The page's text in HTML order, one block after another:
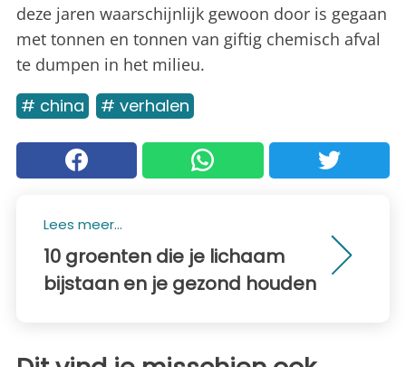
deze jaren waarschijnlijk gewoon door is gegaan
met tonnen en tonnen van giftig chemisch afval
te dumpen in het milieu.
# china # verhalen
Lees meer...
10 groenten die je lichaam
bijstaan en je gezond houden